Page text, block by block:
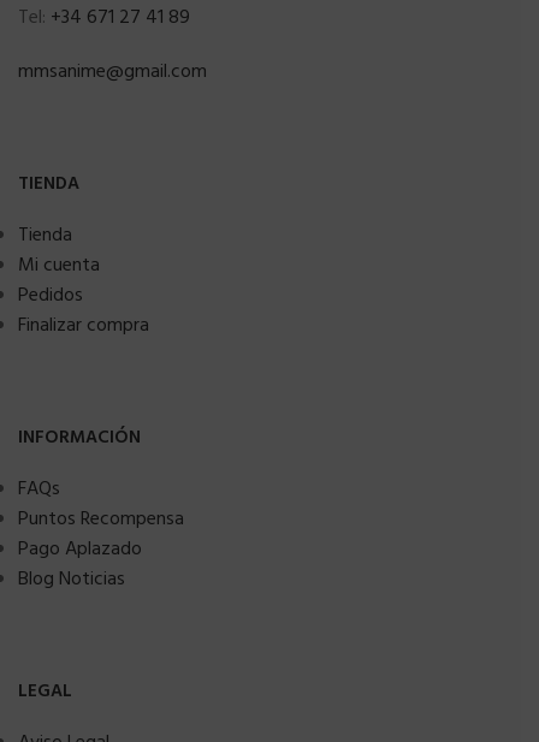
Tel: +34 671 27 41 89
mmsanime@gmail.com
TIENDA
Tienda
Mi cuenta
Pedidos
Finalizar compra
INFORMACIÓN
FAQs
Puntos Recompensa
Pago Aplazado
Blog Noticias
LEGAL